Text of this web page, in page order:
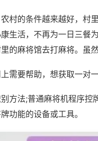
村的条件越来越好，村
生活，不再为一日三餐
的麻将馆去打麻将。虽
需要帮助，想获取一对
方法;普通麻将机程序
功能的设备或工具。